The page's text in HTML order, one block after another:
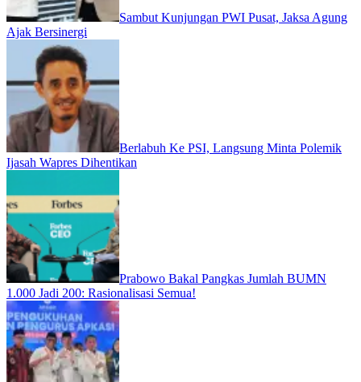
Sambut Kunjungan PWI Pusat, Jaksa Agung
Ajak Bersinergi
Berlabuh Ke PSI, Langsung Minta Polemik
Ijasah Wapres Dihentikan
Prabowo Bakal Pangkas Jumlah BUMN
1.000 Jadi 200: Rasionalisasi Semua!